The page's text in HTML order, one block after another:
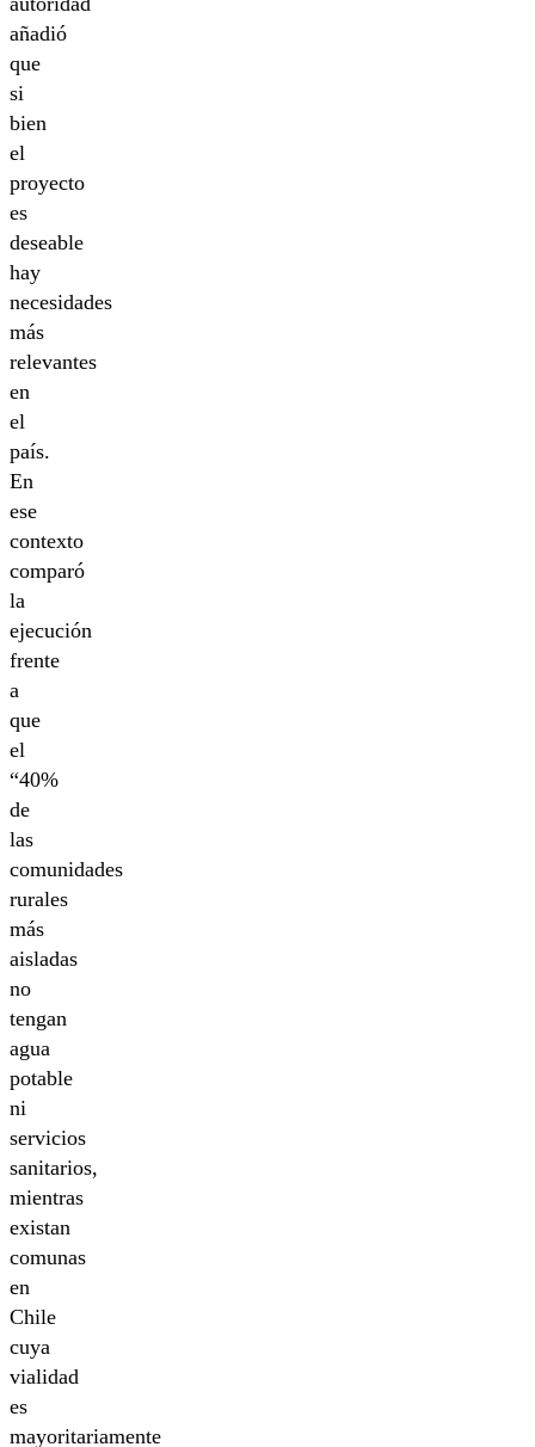
añadió
que
si
bien
el
proyecto
es
deseable
hay
necesidades
más
relevantes
en
el
país.
En
ese
contexto
comparó
la
ejecución
frente
a
que
el
“40%
de
las
comunidades
rurales
más
aisladas
no
tengan
agua
potable
ni
servicios
sanitarios,
mientras
existan
comunas
en
Chile
cuya
vialidad
es
mayoritariamente